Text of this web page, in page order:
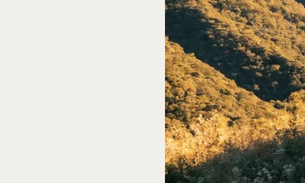
Autos, die im
Car-Videos